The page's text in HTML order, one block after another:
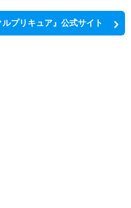
プリキュア』公式サイト